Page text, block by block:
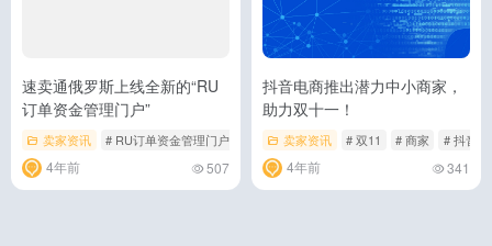
速卖通俄罗斯上线全新的“RU
订单资金管理门户”
卖家资讯 # RU订单资金管理门户 # 速卖通 # 速卖通俄罗斯
4年前 507
抖音电商推出潜力中小商家，
助力双十一！
卖家资讯 # 双11 # 商家 # 抖音
4年前 341